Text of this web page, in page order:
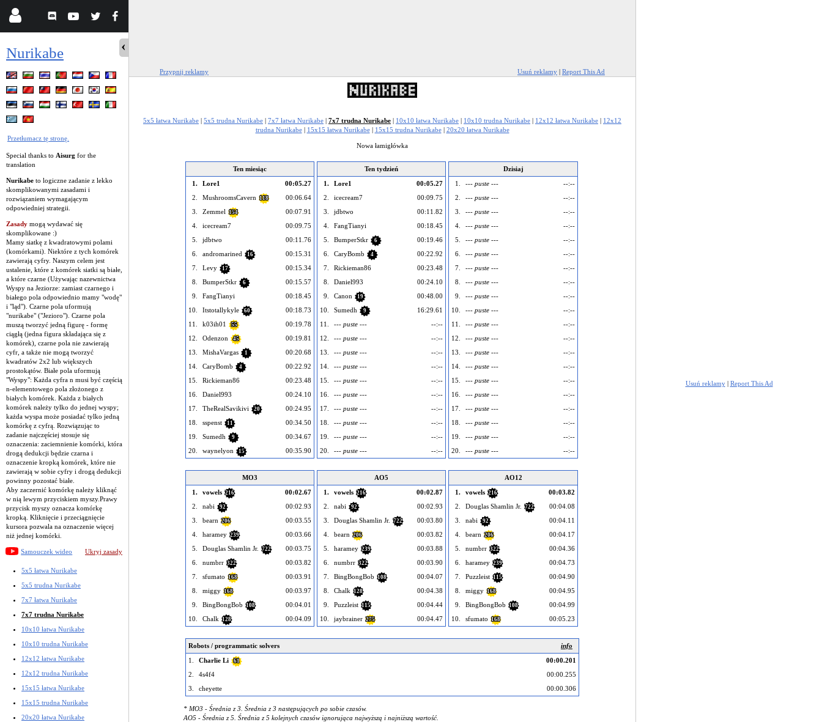
Nurikabe
Przetłumacz tę stronę.
Special thanks to Aisurg for the
translation
Nurikabe to logiczne zadanie z lekko
skomplikowanymi zasadami i
rozwiązaniem wymagającym
odpowiedniej strategii.
Zasady mogą wydawać się
skomplikowane :)
Mamy siatkę z kwadratowymi polami
(komórkami). Niektóre z tych komórek
zawierają cyfry. Naszym celem jest
ustalenie, które z komórek siatki są białe,
a które czarne (Używając nazewnictwa
Wyspy na Jeziorze: zamiast czarnego i
białego pola odpowiednio mamy "wodę"
i "ląd"). Czarne pola uformują
"nurikabe" ("Jezioro"). Czarne pola
muszą tworzyć jedną figurę - formę
ciągłą (jedna figura składająca się z
komórek), czarne pola nie zawierają
cyfr, a także nie mogą tworzyć
kwadratów 2x2 lub większych
prostokątów. Białe pola uformują
"Wyspy": Każda cyfra n musi być częścią
n-elementowego pola złożonego z
białych komórek. Każda z białych
komórek należy tylko do jednej wyspy;
każda wyspa może posiadać tylko jedną
komórkę z cyfrą. Rozwiązując to
zadanie najczęściej stosuje się
oznaczenia: zaciemnienie komórki, która
drogą dedukcji będzie czarna i
oznaczenie kropką komórek, które nie
zawierają w sobie cyfry i drogą dedukcji
powinny pozostać białe.
Aby zaczernić komórkę należy kliknąć
w nią lewym przyciskiem myszy.Prawy
przycisk myszy oznacza komórkę
kropką. Kliknięcie i przeciągnięcie
kursora pozwala na oznaczenie więcej
niż jednej komórki.
Samouczek wideo Ukryj zasady
5x5 łatwa Nurikabe
5x5 trudna Nurikabe
7x7 łatwa Nurikabe
7x7 trudna Nurikabe
10x10 łatwa Nurikabe
10x10 trudna Nurikabe
12x12 łatwa Nurikabe
12x12 trudna Nurikabe
15x15 łatwa Nurikabe
15x15 trudna Nurikabe
20x20 łatwa Nurikabe
Przypnij reklamy Usuń reklamy | Report This Ad
5x5 łatwa Nurikabe | 5x5 trudna Nurikabe | 7x7 łatwa Nurikabe | 7x7 trudna Nurikabe | 10x10 łatwa Nurikabe | 10x10 trudna Nurikabe | 12x12 łatwa Nurikabe | 12x12
trudna Nurikabe| 15x15 łatwa Nurikabe| 15x15 trudna Nurikabe| 20x20 łatwa Nurikabe
Nowa łamigłówka
Ten miesiąc
1.
Lore1
00:05.27
2.
MushroomsCavern 118
00:06.64
3.
Zemmel 154
00:07.91
4.
icecream7
00:09.75
5.
jdbtwo
00:11.76
6.
andromarined 16
00:15.31
7.
Levy 17
00:15.34
8.
BumperStkr 6
00:15.57
9.
FangTianyi
00:18.45
10.
Itstotallykyle 60
00:18.73
11.
k03ih01 55
00:19.78
12.
Odenzon 45
00:19.81
13.
MishaVargas 1
00:20.68
14.
CaryBomb 4
00:22.92
15.
Rickieman86
00:23.48
16.
Daniel993
00:24.10
17.
TheRealSavikivi 20
00:24.95
18.
sspenst 11
00:34.50
19.
Sumedh 9
00:34.67
20.
waynelyon 15 00:35.90
Ten tydzień
1.
Lore1
00:05.27
2.
icecream7
00:09.75
3.
jdbtwo
00:11.82
4.
FangTianyi
00:18.45
5.
BumperStkr 6
00:19.46
6.
CaryBomb 4
00:22.92
7.
Rickieman86
00:23.48
8.
Daniel993
00:24.10
9.
Canon 19
00:48.00
10.
Sumedh 9
16:29.61
11.
--- puste ---
--:--
12.
--- puste ---
--:--
13.
--- puste ---
--:--
14.
--- puste ---
--:--
15.
--- puste ---
--:--
16.
--- puste ---
--:--
17.
--- puste ---
--:--
18.
--- puste ---
--:--
19.
--- puste ---
--:--
20.
--- puste --- --:--
Dzisiaj
1.
--- puste ---
--:--
2.
--- puste ---
--:--
3.
--- puste ---
--:--
4.
--- puste ---
--:--
5.
--- puste ---
--:--
6.
--- puste ---
--:--
7.
--- puste ---
--:--
8.
--- puste ---
--:--
9.
--- puste ---
--:--
10.
--- puste ---
--:--
11.
--- puste ---
--:--
12.
--- puste ---
--:--
13.
--- puste ---
--:--
14.
--- puste ---
--:--
15.
--- puste ---
--:--
16.
--- puste ---
--:--
17.
--- puste ---
--:--
18.
--- puste ---
--:--
19.
--- puste ---
--:--
20.
--- puste --- --:--
MO3
1.
vowels 216
00:02.67
2.
nabi 92
00:02.93
3.
bearn 206
00:03.55
4.
haramey 239
00:03.66
5.
Douglas Shamlin Jr. 722
00:03.75
6.
numbrr 322
00:03.82
7.
sfumato 168
00:03.91
8.
miggy 168
00:03.97
9.
BingBongBob 108
00:04.01
10.
Chalk 128 00:04.09
AO5
1.
vowels 216
00:02.87
2.
nabi 92
00:02.93
3.
Douglas Shamlin Jr. 722
00:03.80
4.
bearn 206
00:03.82
5.
haramey 239
00:03.88
6.
numbrr 322
00:03.90
7.
BingBongBob 108
00:04.07
8.
Chalk 128
00:04.38
9.
Puzzleist 115
00:04.44
10.
jaybrainer 275 00:04.47
AO12
1.
vowels 216
00:03.82
2.
Douglas Shamlin Jr. 722
00:04.08
3.
nabi 92
00:04.11
4.
bearn 206
00:04.17
5.
numbrr 322
00:04.36
6.
haramey 239
00:04.73
7.
Puzzleist 115
00:04.90
8.
miggy 168
00:04.95
9.
BingBongBob 108
00:04.99
10.
sfumato 168 00:05.23
Robots / programmatic solvers
info
1.
Charlie Li 61
00:00.201
2.
4s4f4
00:00.255
3.
cheyette 00:00.306
* MO3 - Średnia z 3. Średnia z 3 następujących po sobie czasów.
AO5 - Średnia z 5. Średnia z 5 kolejnych czasów ignorująca najwyższą i najniższą wartość.
Usuń reklamy| Report This Ad